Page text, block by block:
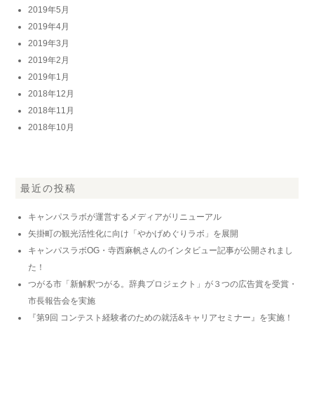
2019年5月
2019年4月
2019年3月
2019年2月
2019年1月
2018年12月
2018年11月
2018年10月
最近の投稿
キャンパスラボが運営するメディアがリニューアル
矢掛町の観光活性化に向け「やかげめぐりラボ」を展開
キャンパスラボOG・寺西麻帆さんのインタビュー記事が公開されまし
た！
つがる市「新解釈つがる。辞典プロジェクト」が３つの広告賞を受賞・
市長報告会を実施
『第9回 コンテスト経験者のための就活&キャリアセミナー』を実施！